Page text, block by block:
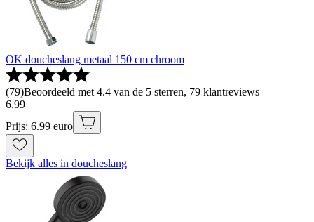
OK doucheslang metaal 150 cm chroom
(79)Beoordeeld met 4.4 van de 5 sterren, 79 klantreviews
6.99
Prijs: 6.99 euro
Bekijk alles in doucheslang